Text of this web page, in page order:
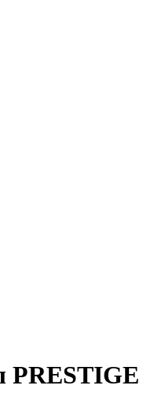
PRESTIGE